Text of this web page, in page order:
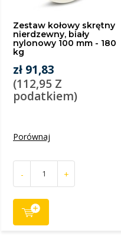
Zestaw kołowy skrętny
nierdzewny, biały
nylonowy 100 mm - 180
kg
zł 91,83
(112,95 Z
podatkiem)
Porównaj
- +